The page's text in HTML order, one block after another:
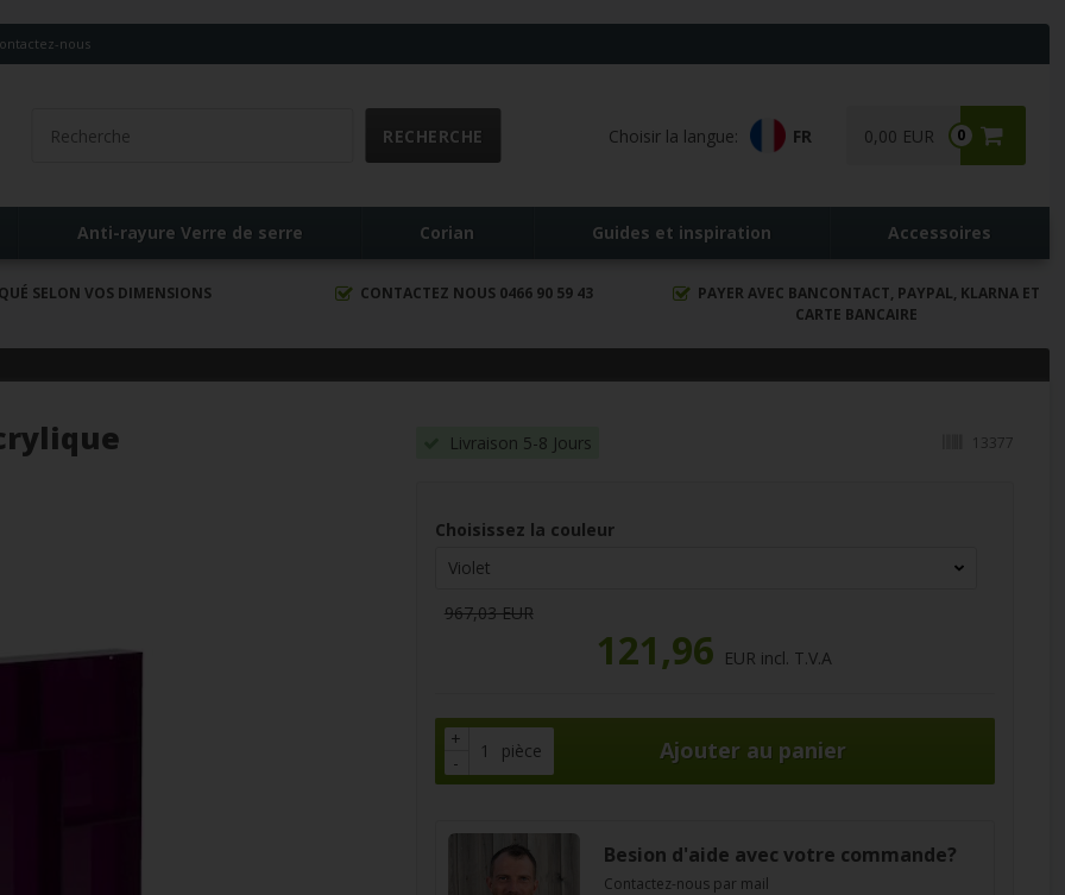
nous
Choisir la langue: FR 0
0,00 EUR
Anti-rayure Verre de serre Corian Guides et inspiration Accessoires
SELON VOS DIMENSIONS CONTACTEZ NOUS 0466 90 59 43
PAYER AVEC BANCONTACT, PAYPAL, KLARNA ET
CARTE BANCAIRE
Livraison 5-8 Jours 13377
Choisissez la couleur
967,03 EUR
121,96 EUR incl. T.V.A
pièce
+
-
Besion d'aide avec votre commande?
Contactez-nous par mail